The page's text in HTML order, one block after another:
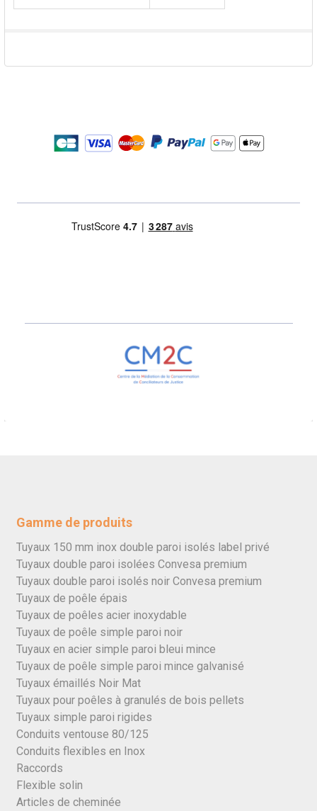
Gamme de produits
Tuyaux 150 mm inox double paroi isolés label privé
Tuyaux double paroi isolées Convesa premium
Tuyaux double paroi isolés noir Convesa premium
Tuyaux de poêle épais
Tuyaux de poêles acier inoxydable
Tuyaux de poêle simple paroi noir
Tuyaux en acier simple paroi bleui mince
Tuyaux de poêle simple paroi mince galvanisé
Tuyaux émaillés Noir Mat
Tuyaux pour poêles à granulés de bois pellets
Tuyaux simple paroi rigides
Conduits ventouse 80/125
Conduits flexibles en Inox
Raccords
Flexible solin
Articles de cheminée